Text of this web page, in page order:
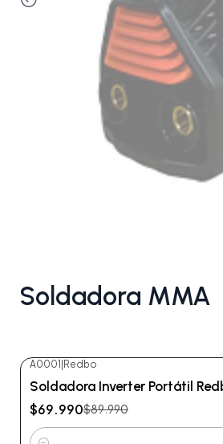
Soldadora MMA
A0001 Redbo
Soldadora Inverter Portátil
$69.990$89.990